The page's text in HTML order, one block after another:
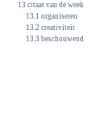
13 citaat van de week
13.1 organiseren
13.2 creativiteit
13.3 beschouwend